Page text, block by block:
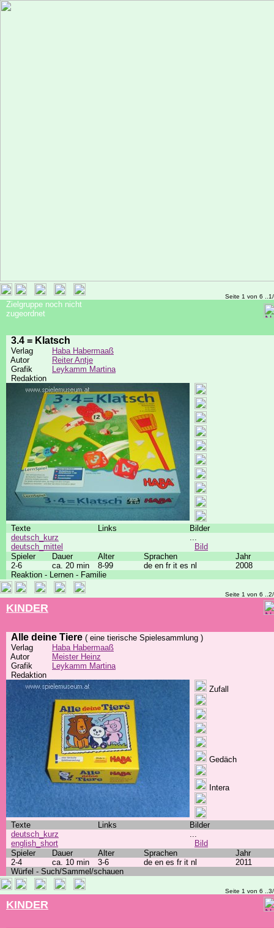
Seite 1 von 6
Zielgruppe noch nicht
zugeordnet
3.4 = Klatsch
Verlag
Haba Habermaaß
Autor
Reiter Antje
Grafik
Leykamm Martina
Redaktion
Texte Links
Bilder
deutsch_kurz
deutsch_mittel
...
Bild
Spieler
Dauer Alter Sprachen
Jahr
2-6
ca. 20 min 8-99 de en fr it es nl
2008
Reaktion - Lernen - Familie
Seite 1 von 6
KINDER
Alle deine Tiere ( eine tierische Spielesammlung )
Verlag
Haba Habermaaß
Autor
Meister Heinz
Grafik
Leykamm Martina
Redaktion
Zufall
Gedäch
Intera
Texte Links
Bilder
deutsch_kurz
english_short
...
Bild
Spieler
Dauer Alter Sprachen
Jahr
2-4
ca. 10 min 3-6 de en es fr it nl
2011
Würfel - Such/Sammel/schauen
Seite 1 von 6
KINDER